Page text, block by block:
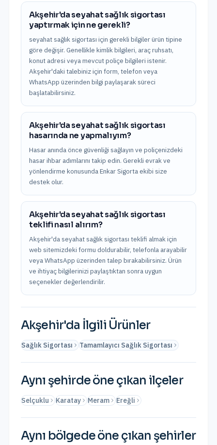
Akşehir'da seyahat sağlık sigortası
yaptırmak için ne gerekli?
seyahat sağlık sigortası için gerekli bilgiler ürün tipine
göre değişir. Genellikle kimlik bilgileri, araç ruhsatı,
konut adresi veya mevcut poliçe bilgileri istenir.
Akşehir'daki talebiniz için form, telefon veya
WhatsApp üzerinden bilgi paylaşarak süreci
başlatabilirsiniz.
Akşehir'da seyahat sağlık sigortası
hasarında ne yapmalıyım?
Hasar anında önce güvenliği sağlayın ve poliçenizdeki
hasar ihbar adımlarını takip edin. Gerekli evrak ve
yönlendirme konusunda Enkar Sigorta ekibi size
destek olur.
Akşehir'da seyahat sağlık sigortası
teklifi nasıl alırım?
Akşehir'da seyahat sağlık sigortası teklifi almak için
web sitemizdeki formu doldurabilir, telefonla arayabilir
veya WhatsApp üzerinden talep bırakabilirsiniz. Ürün
ve ihtiyaç bilgilerinizi paylaştıktan sonra uygun
seçenekler değerlendirilir.
Akşehir'da İlgili Ürünler
Sağlık Sigortası Tamamlayıcı Sağlık Sigortası
Aynı şehirde öne çıkan ilçeler
Selçuklu Karatay Meram Ereğli
Aynı bölgede öne çıkan şehirler